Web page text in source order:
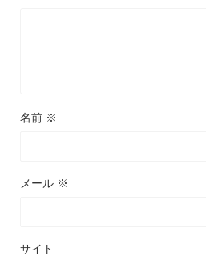
名前 ※
メール ※
サイト